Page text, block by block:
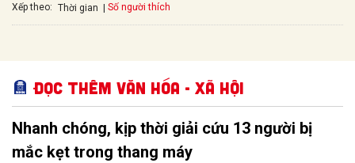
Xếp theo: Thời gian Số người thích
Đọc thêm Văn hóa - Xã hội
Nhanh chóng, kịp thời giải cứu 13 người bị
mắc kẹt trong thang máy